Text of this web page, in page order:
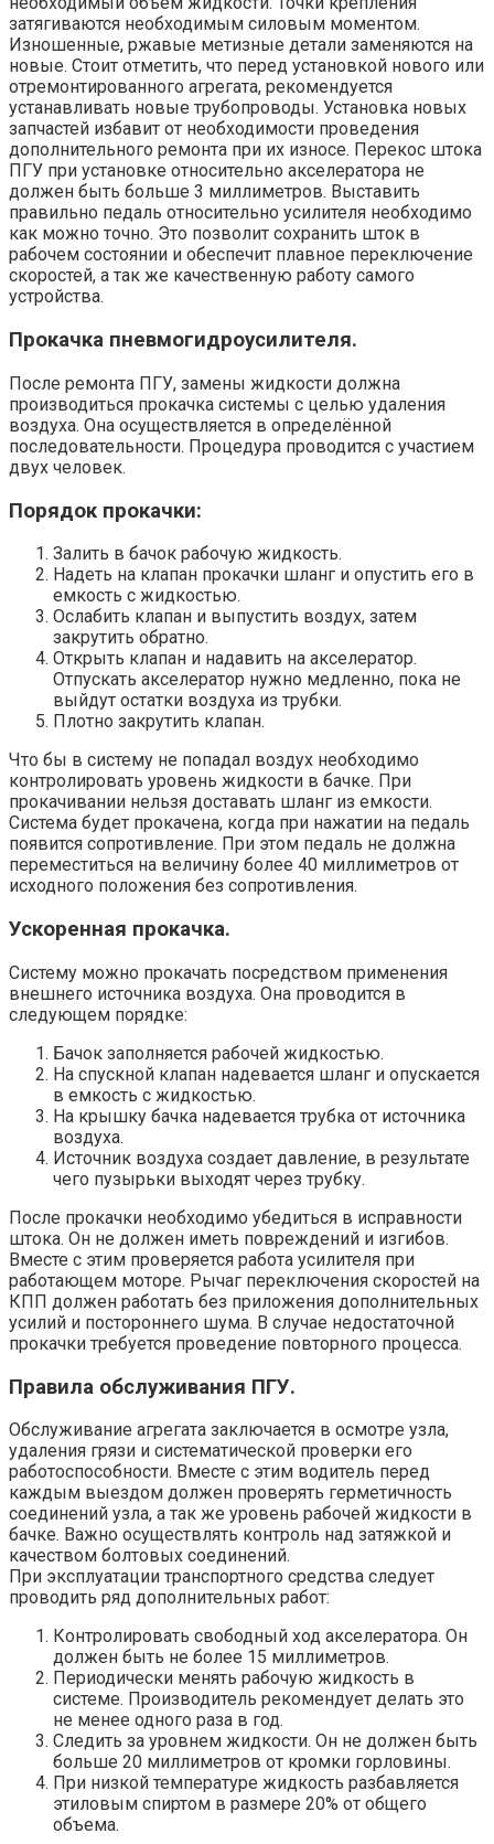
затягиваются необходимым силовым моментом.
Изношенные, ржавые метизные детали заменяются на
новые. Стоит отметить, что перед установкой нового или
отремонтированного агрегата, рекомендуется
устанавливать новые трубопроводы. Установка новых
запчастей избавит от необходимости проведения
дополнительного ремонта при их износе. Перекос штока
ПГУ при установке относительно акселератора не
должен быть больше 3 миллиметров. Выставить
правильно педаль относительно усилителя необходимо
как можно точно. Это позволит сохранить шток в
рабочем состоянии и обеспечит плавное переключение
скоростей, а так же качественную работу самого
устройства.
Прокачка пневмогидроусилителя.
После ремонта ПГУ, замены жидкости должна
производиться прокачка системы с целью удаления
воздуха. Она осуществляется в определённой
последовательности. Процедура проводится с участием
двух человек.
Порядок прокачки:
Залить в бачок рабочую жидкость.
Надеть на клапан прокачки шланг и опустить его в
емкость с жидкостью.
Ослабить клапан и выпустить воздух, затем
закрутить обратно.
Открыть клапан и надавить на акселератор.
Отпускать акселератор нужно медленно, пока не
выйдут остатки воздуха из трубки.
Плотно закрутить клапан.
Что бы в систему не попадал воздух необходимо
контролировать уровень жидкости в бачке. При
прокачивании нельзя доставать шланг из емкости.
Система будет прокачена, когда при нажатии на педаль
появится сопротивление. При этом педаль не должна
переместиться на величину более 40 миллиметров от
исходного положения без сопротивления.
Ускоренная прокачка.
Систему можно прокачать посредством применения
внешнего источника воздуха. Она проводится в
следующем порядке:
Бачок заполняется рабочей жидкостью.
На спускной клапан надевается шланг и опускается
в емкость с жидкостью.
На крышку бачка надевается трубка от источника
воздуха.
Источник воздуха создает давление, в результате
чего пузырьки выходят через трубку.
После прокачки необходимо убедиться в исправности
штока. Он не должен иметь повреждений и изгибов.
Вместе с этим проверяется работа усилителя при
работающем моторе. Рычаг переключения скоростей на
КПП должен работать без приложения дополнительных
усилий и постороннего шума. В случае недостаточной
прокачки требуется проведение повторного процесса.
Правила обслуживания ПГУ.
Обслуживание агрегата заключается в осмотре узла,
удаления грязи и систематической проверки его
работоспособности. Вместе с этим водитель перед
каждым выездом должен проверять герметичность
соединений узла, а так же уровень рабочей жидкости в
бачке. Важно осуществлять контроль над затяжкой и
качеством болтовых соединений.
При эксплуатации транспортного средства следует
проводить ряд дополнительных работ:
Контролировать свободный ход акселератора. Он
должен быть не более 15 миллиметров.
Периодически менять рабочую жидкость в
системе. Производитель рекомендует делать это
не менее одного раза в год.
Следить за уровнем жидкости. Он не должен быть
больше 20 миллиметров от кромки горловины.
При низкой температуре жидкость разбавляется
этиловым спиртом в размере 20% от общего
объема.